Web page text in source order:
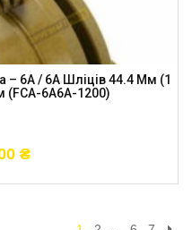
– 6A / 6A Шліців 44.4 Мм (1
(FCA-6A6A-1200)
₴